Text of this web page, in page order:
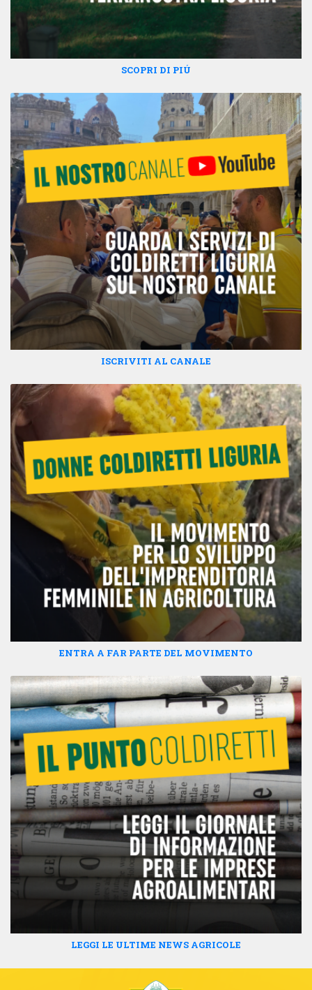
SCOPRI DI PIÚ
ISCRIVITI AL CANALE
ENTRA A FAR PARTE DEL MOVIMENTO
LEGGI LE ULTIME NEWS AGRICOLE